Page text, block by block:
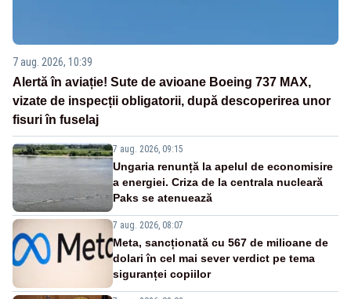
7 aug. 2026, 10:39
Alertă în aviație! Sute de avioane Boeing 737 MAX,
vizate de inspecții obligatorii, după descoperirea unor
fisuri în fuselaj
7 aug. 2026, 09:15
Ungaria renunță la apelul de economisire
a energiei. Criza de la centrala nucleară
Paks se atenuează
7 aug. 2026, 08:07
Meta, sancționată cu 567 de milioane de
dolari în cel mai sever verdict pe tema
siguranței copiilor